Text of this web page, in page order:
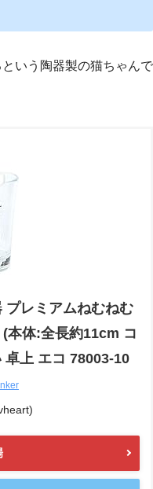
いう陶器製の猫ちゃんで
プレミアムねむねむ
本体:全長約11cm コ
卓上 エコ 78003-10